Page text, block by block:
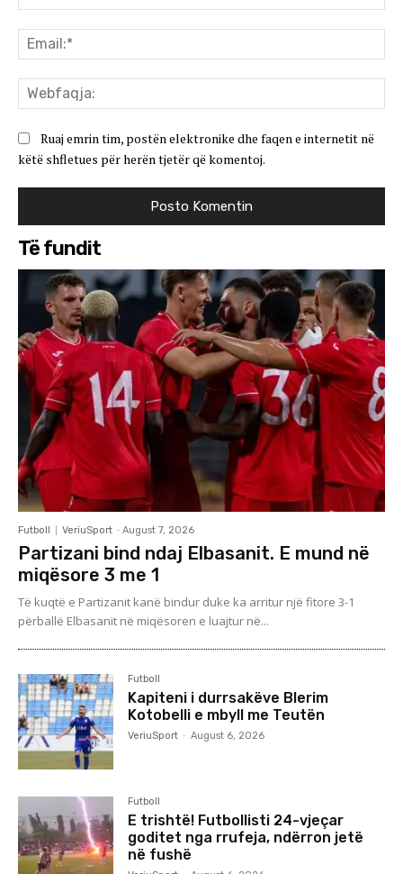
Ruaj emrin tim, postën elektronike dhe faqen e internetit në
këtë shfletues për herën tjetër që komentoj.
Të fundit
Futboll VeriuSport - August 7, 2026
Partizani bind ndaj Elbasanit. E mund në
miqësore 3 me 1
Të kuqtë e Partizanit kanë bindur duke ka arritur një fitore 3-1
përballë Elbasanit në miqësoren e luajtur në...
Futboll
Kapiteni i durrsakëve Blerim
Kotobelli e mbyll me Teutën
VeriuSport - August 6, 2026
Futboll
E trishtë! Futbollisti 24-vjeçar
goditet nga rrufeja, ndërron jetë
në fushë